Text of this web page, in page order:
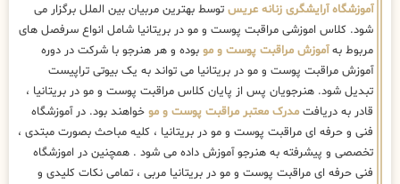
آموزشگاه آرایشگری زنانه عریس توسط بهترین مربیان بین الملل برگزار می
شود. کلاس اموزشی مراقبت پوست و مو در بریتانیا شامل انواع سرفصل های
مربوط بهآموزش مراقبت پوست و مو بوده و هر هنرجو با شرکت در دوره
آموزش مراقبت پوست و مو در بریتانیا می تواند به یک بیوتی تراپیست
تبدیل شود. هنرجویان پس از پایان کلاس مراقبت پوست و مو در بریتانیا ،
قادر به دریافت مدرک معتبر مراقبت پوست و مو خواهند بود. در آموزشگاه
فنی و حرفه ای مراقبت پوست و مو در بریتانیا ، کلیه مباحث بصورت مبتدی ،
تخصصی و پیشرفته به هنرجو آموزش داده می شود . همچنین در اموزشگاه
فنی حرفه ای مراقبت پوست و مو در بریتانیا مربی ، تمامی نکات کلیدی و